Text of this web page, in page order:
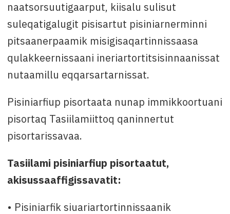
naatsorsuutigaarput, kiisalu sulisut
suleqatigalugit pisisartut pisiniarnerminni
pitsaanerpaamik misigisaqartinnissaasa
qulakkeernissaani ineriartortitsisinnaanissat
nutaamillu eqqarsartarnissat.
Pisiniarfiup pisortaata nunap immikkoortuani
pisortaq Tasiilamiittoq qaninnertut
pisortarissavaa.
Tasiilami pisiniarfiup pisortaatut,
akisussaaffigissavatit:
• Pisiniarfik siuariartortinnissaanik